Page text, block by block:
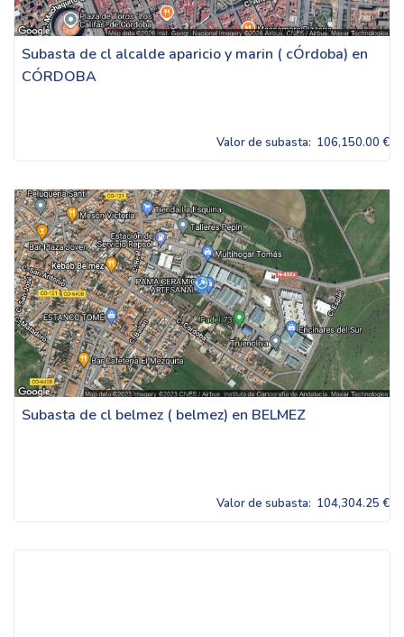
Subasta de cl alcalde aparicio y marin ( cÓrdoba) en
CÓRDOBA
Valor de subasta: 106,150.00 €
Subasta de cl belmez ( belmez) en BELMEZ
Valor de subasta: 104,304.25 €